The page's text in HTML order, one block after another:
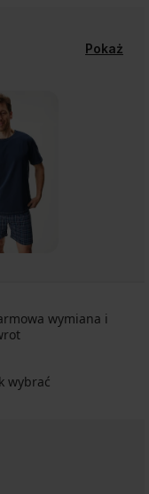
Pokaż
wymiana i
wybrać